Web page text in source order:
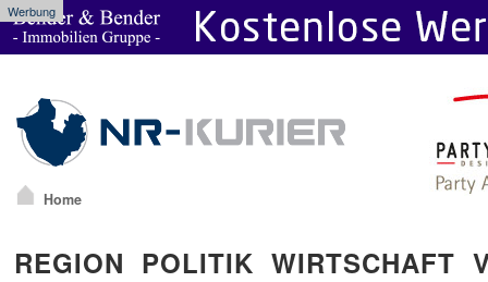
Werbung
Home
REGION POLITIK WIRTSCHAFT